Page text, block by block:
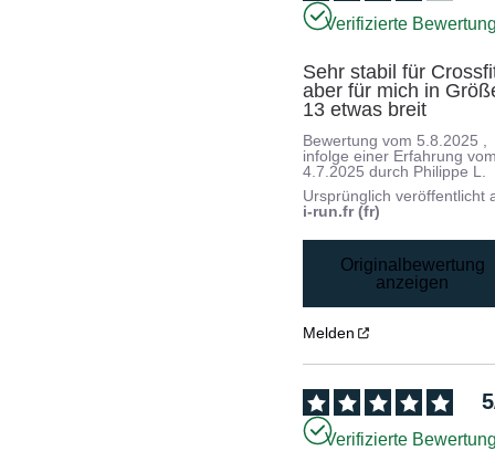
Verifizierte
Sehr stabil für
aber für mich in
13 etwas breit
Bewertung vom 5.8.2025
infolge einer Erfahrung
4.7.2025 durch Philippe L.
Ursprünglich veröffentlicht
i-run.fr (fr)
Originalbewertung
anzeigen
Melden
5
Verifizierte